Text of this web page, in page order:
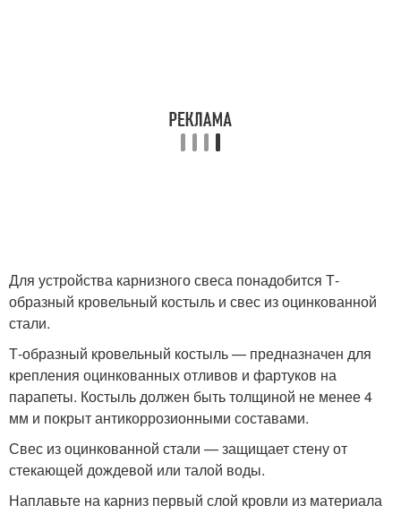
Для устройства карнизного свеса понадобится Т-
образный кровельный костыль и свес из оцинкованной
стали.
Т-образный кровельный костыль — предназначен для
крепления оцинкованных отливов и фартуков на
парапеты. Костыль должен быть толщиной не менее 4
мм и покрыт антикоррозионными составами.
Свес из оцинкованной стали — защищает стену от
стекающей дождевой или талой воды.
Наплавьте на карниз первый слой кровли из материала